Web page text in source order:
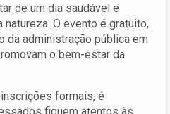
de um dia saudável e
O evento é gratuito,
da administração pública em
o bem-estar da
formais, é
fiquem atentos às